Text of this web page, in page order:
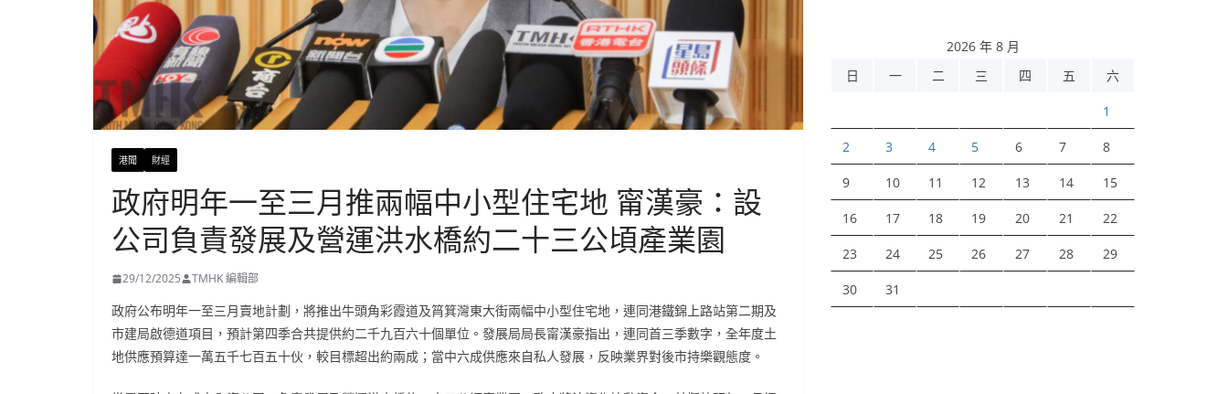
港聞 財經
政府明年一至三月推兩幅中小型住宅地 甯漢豪：設
公司負責發展及營運洪水橋約二十三公頃產業園
29/12/2025 TMHK 編輯部
政府公布明年一至三月賣地計劃，將推出牛頭角彩霞道及筲箕灣東大街兩幅中小型住宅地，連同港鐵錦上路站第二期及
市建局啟德道項目，預計第四季合共提供約二千九百六十個單位。發展局局長甯漢豪指出，連同首三季數字，全年度土
地供應預算達一萬五千七百五十伙，較目標超出約兩成；當中六成供應來自私人發展，反映業界對後市持樂觀態度。
2026 年 8 月
日
一 二 三 四 五 六
1
2 3 4 5 6 7 8
9 10 11 12 13 14 15
16 17 18 19 20 21 22
23 24 25 26 27 28 29
30 31